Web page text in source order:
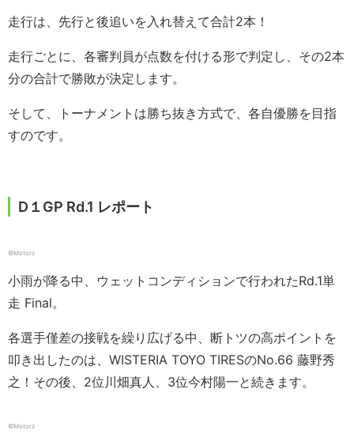
走行は、先行と後追いを入れ替えて合計2本！
走行ごとに、各審判員が点数を付ける形で判定し、その2本
分の合計で勝敗が決定します。
そして、トーナメントは勝ち抜き方式で、各自優勝を目指
すのです。
D１GP Rd.1 レポート
©︎Motorz
小雨が降る中、ウェットコンディションで行われたRd.1単
走 Final。
各選手僅差の接戦を繰り広げる中、断トツの高ポイントを
叩き出したのは、WISTERIA TOYO TIRESのNo.66 藤野秀
之！その後、2位川畑真人、3位今村陽一と続きます。
©︎Motorz